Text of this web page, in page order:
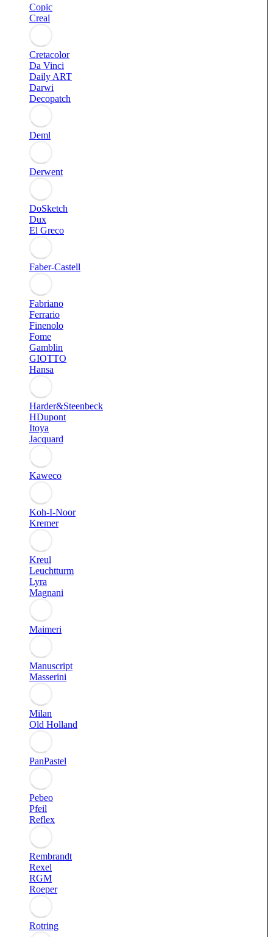
Copic
Creal
Cretacolor
Da Vinci
Daily ART
Darwi
Decopatch
Deml
Derwent
DoSketch
Dux
El Greco
Faber-Castell
Fabriano
Ferrario
Finenolo
Fome
Gamblin
GIOTTO
Hansa
Harder&Steenbeck
HDupont
Itoya
Jacquard
Kaweco
Koh-I-Noor
Kremer
Kreul
Leuchtturm
Lyra
Magnani
Maimeri
Manuscript
Masserini
Milan
Old Holland
PanPastel
Pebeo
Pfeil
Reflex
Rembrandt
Rexel
RGM
Roeper
Rotring